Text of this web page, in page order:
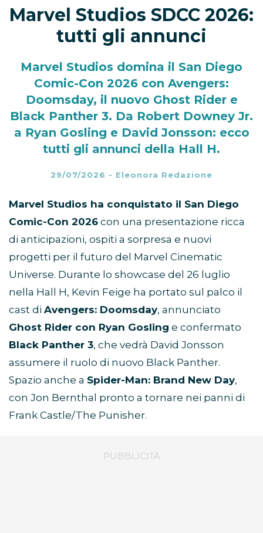
Marvel Studios SDCC 2026:
tutti gli annunci
Marvel Studios domina il San Diego
Comic-Con 2026 con Avengers:
Doomsday, il nuovo Ghost Rider e
Black Panther 3. Da Robert Downey Jr.
a Ryan Gosling e David Jonsson: ecco
tutti gli annunci della Hall H.
29/07/2026 - Eleonora Redazione
Marvel Studios ha conquistato il San Diego
Comic-Con 2026 con una presentazione ricca
di anticipazioni, ospiti a sorpresa e nuovi
progetti per il futuro del Marvel Cinematic
Universe. Durante lo showcase del 26 luglio
nella Hall H, Kevin Feige ha portato sul palco il
cast di Avengers: Doomsday, annunciato
Ghost Rider con Ryan Gosling e confermato
Black Panther 3, che vedrà David Jonsson
assumere il ruolo di nuovo Black Panther.
Spazio anche a Spider-Man: Brand New Day,
con Jon Bernthal pronto a tornare nei panni di
Frank Castle/The Punisher.